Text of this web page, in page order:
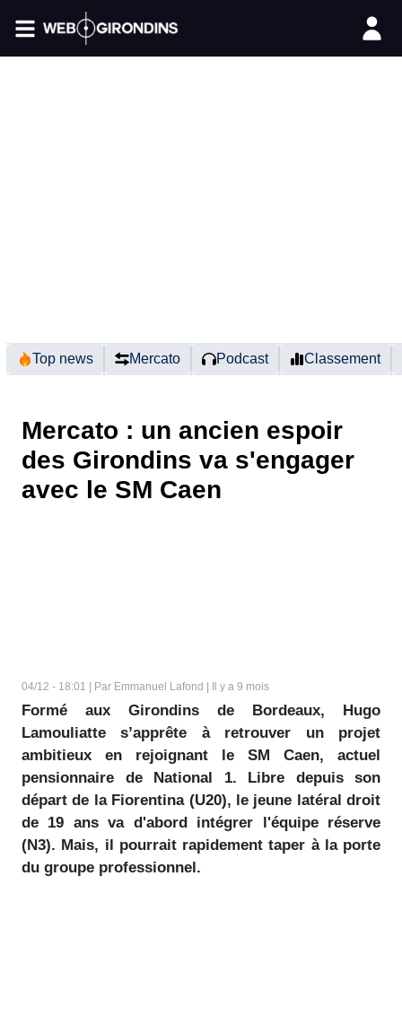
Top news Mercato Podcast Classement
Mercato : un ancien espoir
des Girondins va s'engager
avec le SM Caen
04/12 - 18:01 | Par Emmanuel Lafond | Il y a 9 mois
Formé aux Girondins de Bordeaux, Hugo
Lamouliatte s’apprête à retrouver un projet
ambitieux en rejoignant le SM Caen, actuel
pensionnaire de National 1. Libre depuis son
départ de la Fiorentina (U20), le jeune latéral droit
de 19 ans va d'abord intégrer l'équipe réserve
(N3). Mais, il pourrait rapidement taper à la porte
du groupe professionnel.